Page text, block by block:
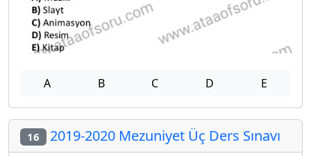
A B C D E
16 2019-2020 Mezuniyet Üç Ders Sınavı